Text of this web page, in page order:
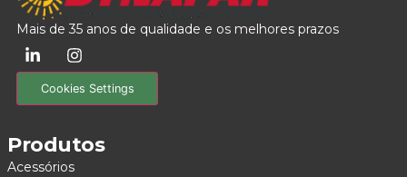
Mais de 35 anos de qualidade e os melhores prazos
Cookies Settings
Produtos
Acessórios